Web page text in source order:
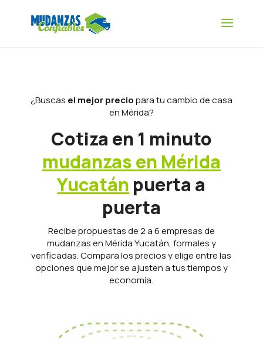
¿Buscas el mejor preciopara tu cambio de casa
en Mérida?
Cotiza en 1 minuto
mudanzas en Mérida
Yucatán puerta a
puerta
Recibe propuestas de 2 a 6 empresas de
mudanzas en Mérida Yucatán, formales y
verificadas. Compara los precios y elige entre las
opciones que mejor se ajusten a tus tiempos y
economía.